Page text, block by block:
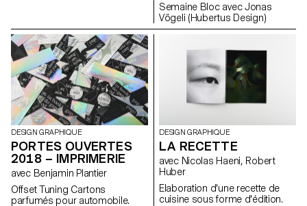
Semaine Bloc avec Jonas
Vögeli (Hubertus Design)
DESIGN GRAPHIQUE
PORTES OUVERTES
2018 – IMPRIMERIE
avec Benjamin Plantier
Offset Tuning Cartons
parfumés pour automobile.
DESIGN GRAPHIQUE
LA RECETTE
avec Nicolas Haeni, Robert
Huber
Elaboration d'une recette de
cuisine sous forme d'édition.